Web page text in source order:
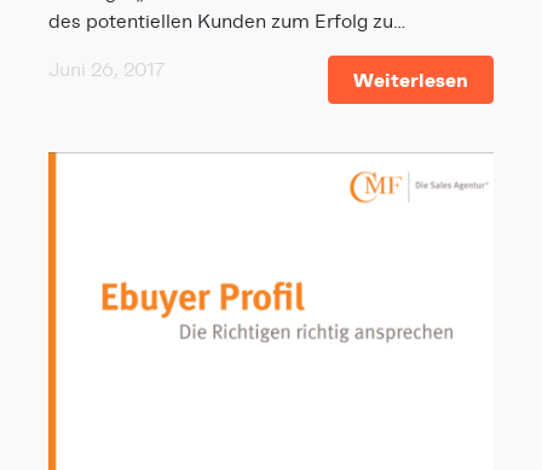
des potentiellen Kunden zum Erfolg zu…
Juni 26, 2017 Weiterlesen